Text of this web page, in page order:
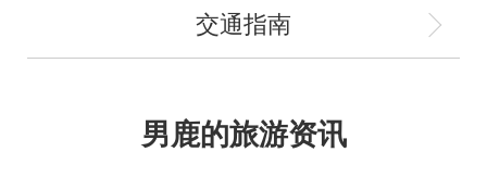
交通指南
男鹿的旅游资讯